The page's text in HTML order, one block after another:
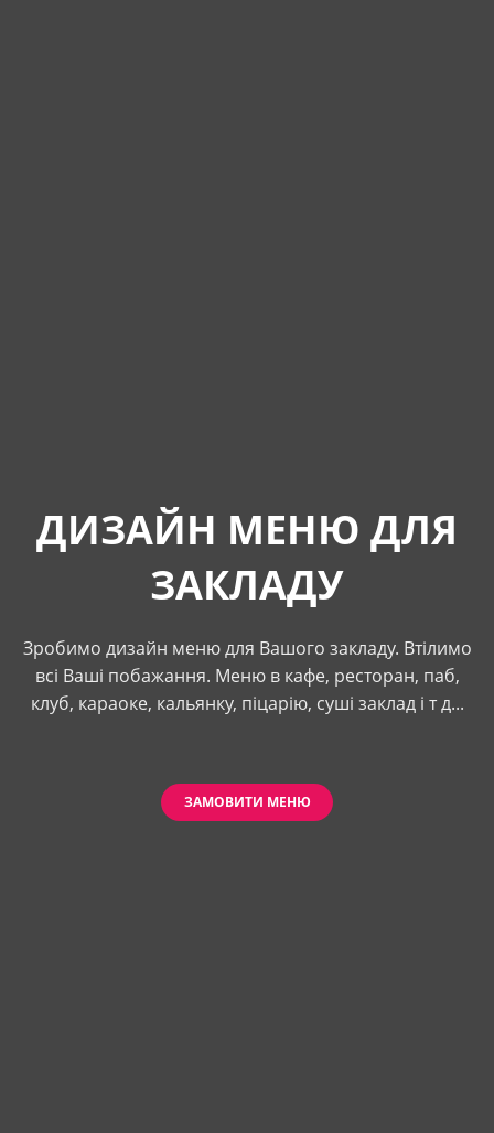
ДИЗАЙН МЕНЮ ДЛЯ
ЗАКЛАДУ
Зробимо дизайн меню для Вашого закладу. Втілимо
всі Ваші побажання. Меню в кафе, ресторан, паб,
клуб, караоке, кальянку, піцарію, суші заклад і т д...
ЗАМОВИТИ МЕНЮ